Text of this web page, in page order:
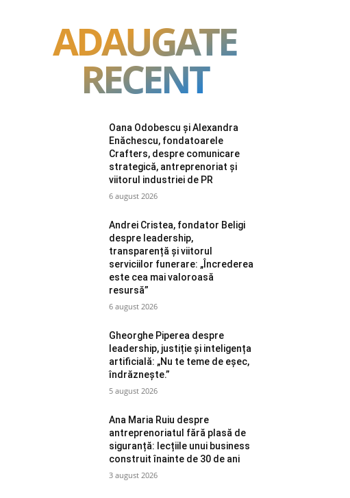
ADAUGATE
RECENT
Oana Odobescu și Alexandra
Enăchescu, fondatoarele
Crafters, despre comunicare
strategică, antreprenoriat și
viitorul industriei de PR
6 august 2026
Andrei Cristea, fondator Beligi
despre leadership,
transparență și viitorul
serviciilor funerare: „Încrederea
este cea mai valoroasă
resursă”
6 august 2026
Gheorghe Piperea despre
leadership, justiție și inteligența
artificială: „Nu te teme de eșec,
îndrăznește.”
5 august 2026
Ana Maria Ruiu despre
antreprenoriatul fără plasă de
siguranță: lecțiile unui business
construit înainte de 30 de ani
3 august 2026